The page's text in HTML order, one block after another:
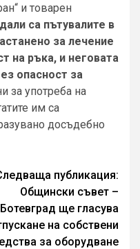
и товарен
са пътувалите в
за лечение
на ръка, и неговата
опасност за
за употреба на
им са
досъдебно
публикация:
Общински съвет –
Ботевград ще гласува
на собствени
за обoрудване